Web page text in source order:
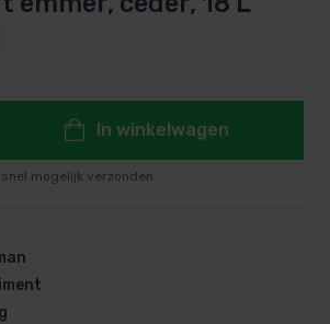
In winkelwagen
snel mogelijk verzonden